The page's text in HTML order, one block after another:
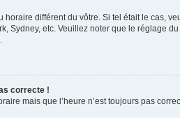
horaire différent du vôtre. Si tel était le cas,
Sydney, etc. Veuillez noter que le réglage
correcte !
mais que l’heure n’est toujours pas